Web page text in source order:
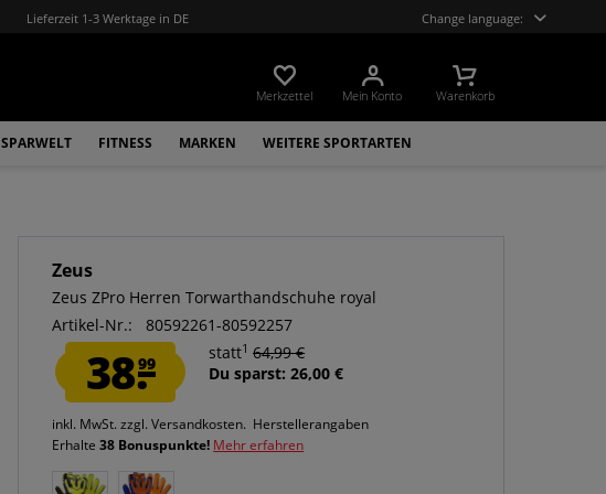
Lieferzeit 1-3 Werktage in DE Change language:
Merkzettel Mein Konto Warenkorb
SPARWELT FITNESS MARKEN WEITERE SPORTARTEN
Zeus
Zeus ZPro Herren Torwarthandschuhe royal
Artikel-Nr.:
80592261-80592257
38.99
statt1 64,99 €
Du sparst: 26,00 €
inkl. MwSt.zzgl. Versandkosten. Herstellerangaben
Erhalte38 Bonuspunkte! Mehr erfahren